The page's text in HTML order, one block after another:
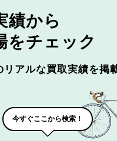
績から
をチェック
リアルな買取実績を掲
今すぐここから検索！